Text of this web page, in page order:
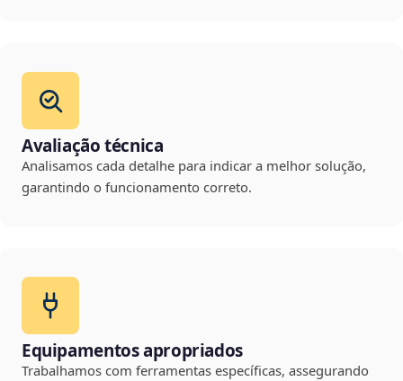
Avaliação técnica
Analisamos cada detalhe para indicar a melhor solução,
garantindo o funcionamento correto.
Equipamentos apropriados
Trabalhamos com ferramentas específicas, assegurando